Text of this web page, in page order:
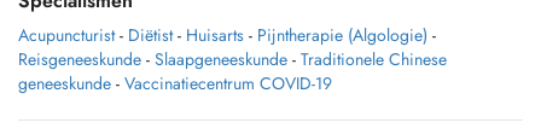
Acupuncturist - Diëtist - Huisarts - Pijntherapie (Algologie) -
Reisgeneeskunde - Slaapgeneeskunde - Traditionele Chinese
geneeskunde - Vaccinatiecentrum COVID-19